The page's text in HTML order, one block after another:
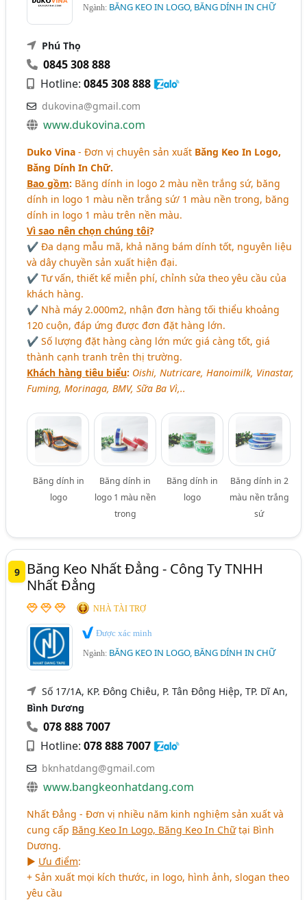
Ngành: BĂNG KEO IN LOGO, BĂNG DÍNH IN CHỮ
Phú Thọ
0845 308 888
Hotline:0845 308 888
dukovina@gmail.com
www.dukovina.com
Duko Vina - Đơn vị chuyên sản xuất Băng Keo In Logo,
Băng Dính In Chữ.
Bao gồm: Băng dính in logo 2 màu nền trắng sứ, băng
dính in logo 1 màu nền trắng sứ/ 1 màu nền trong, băng
dính in logo 1 màu trên nền màu.
Vì sao nên chọn chúng tôi?
✔ Đa dạng mẫu mã, khả năng bám dính tốt, nguyên liệu
và dây chuyền sản xuất hiện đại.
✔ Tư vấn, thiết kế miễn phí, chỉnh sửa theo yêu cầu của
khách hàng.
✔ Nhà máy 2.000m2, nhận đơn hàng tối thiểu khoảng
120 cuộn, đáp ứng được đơn đặt hàng lớn.
✔ Số lượng đặt hàng càng lớn mức giá càng tốt, giá
thành cạnh tranh trên thị trường.
Khách hàng tiêu biểu: Oishi, Nutricare, Hanoimilk, Vinastar,
Fuming, Morinaga, BMV, Sữa Ba Vì,..
Băng dính in
logo
Băng dính in
logo 1 màu nền
trong
Băng dính in
logo
Băng dính in 2
màu nền trắng
sứ
9
Băng Keo Nhất Đẳng - Công Ty TNHH
Nhất Đẳng
NHÀ TÀI TRỢ
Được xác minh
Ngành: BĂNG KEO IN LOGO, BĂNG DÍNH IN CHỮ
Số 17/1A, KP. Đông Chiêu, P. Tân Đông Hiệp, TP. Dĩ An,
Bình Dương
078 888 7007
Hotline:078 888 7007
bknhatdang@gmail.com
www.bangkeonhatdang.com
Nhất Đẳng - Đơn vị nhiều năm kinh nghiệm sản xuất và
cung cấp Băng Keo In Logo, Băng Keo In Chữtại Bình
Dương.
► Ưu điểm:
+ Sản xuất mọi kích thước, in logo, hình ảnh, slogan theo
yêu cầu